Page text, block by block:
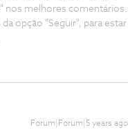
nos melhores comentários.
opção "Seguir", para estar
Forum|Forum|5 years ago